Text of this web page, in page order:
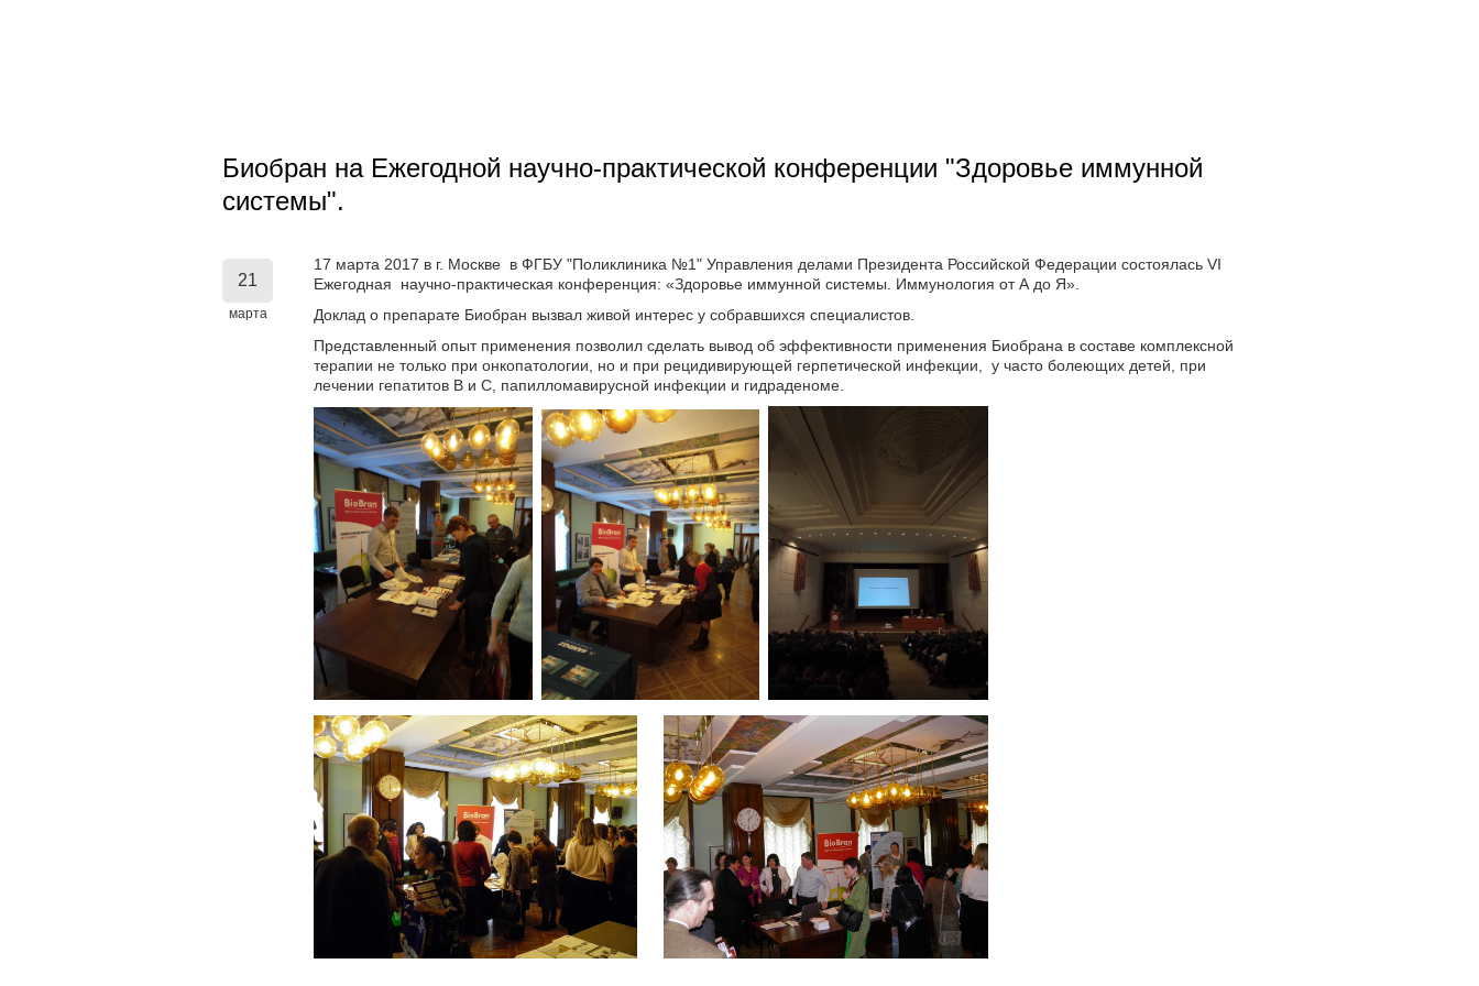
Биобран на Ежегодной научно-практической конференции "Здоровье иммунной
системы".
21
марта
17 марта 2017 в г. Москве в ФГБУ "Поликлиника №1" Управления делами Президента Российской Федерации состоялась VI
Ежегодная научно-практическая конференция: «Здоровье иммунной системы. Иммунология от А до Я».
Доклад о препарате Биобран вызвал живой интерес у собравшихся специалистов.
Представленный опыт применения позволил сделать вывод об эффективности применения Биобрана в составе комплексной
терапии не только при онкопатологии, но и при рецидивирующей герпетической инфекции, у часто болеющих детей, при
лечении гепатитов В и С, папилломавирусной инфекции и гидраденоме.